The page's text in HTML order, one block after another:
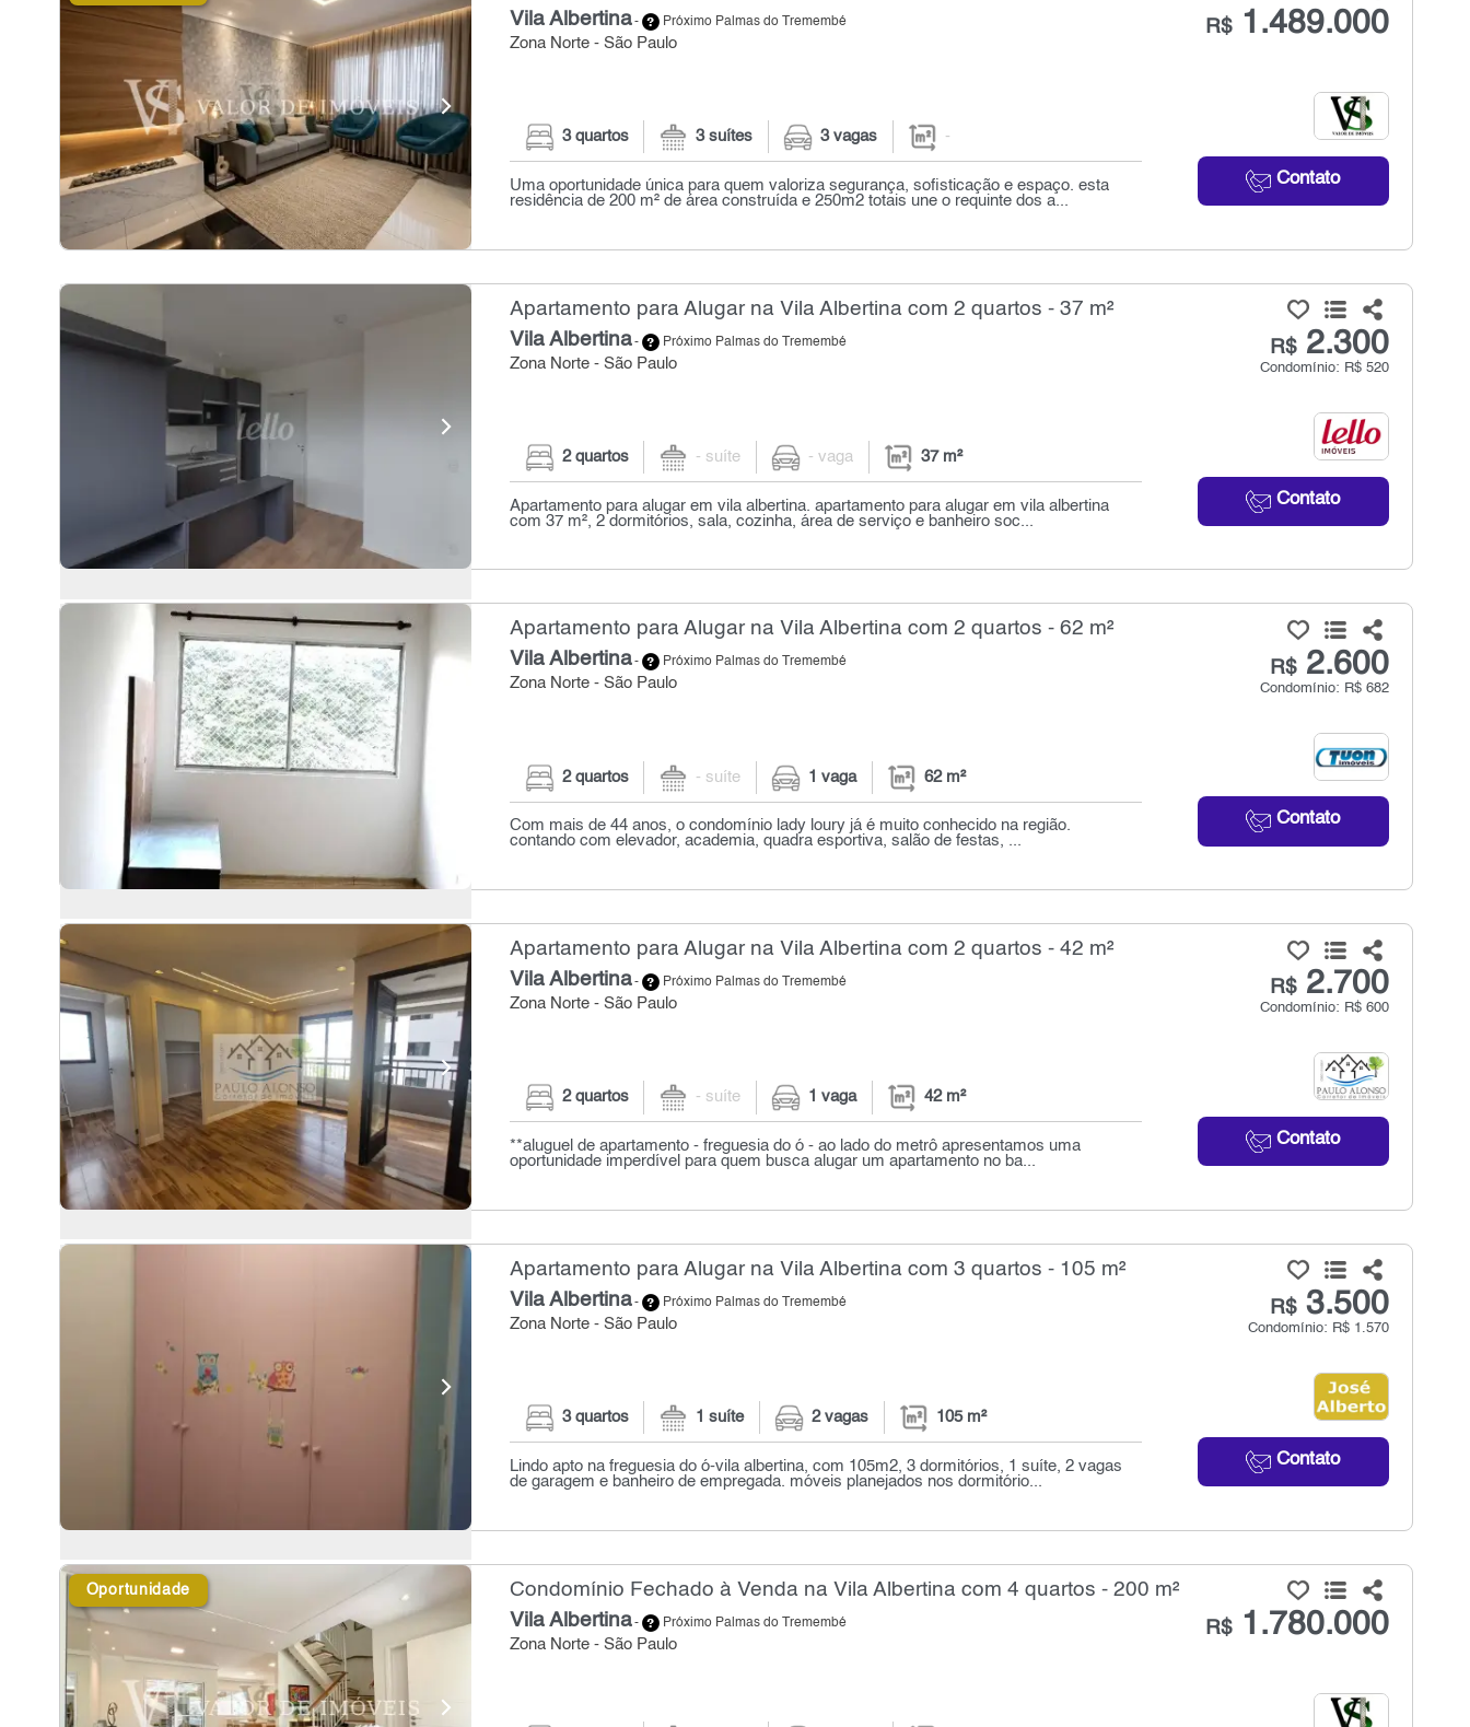
Vila Albertina- Próximo Palmas do Tremembé
Zona Norte - São Paulo
R$1.489.000
Contato
3 quartos 3 suítes 3 vagas -
Uma oportunidade única para quem valoriza segurança, sofisticação e espaço. esta
residência de 200 m² de área construída e 250m2 totais une o requinte dos a...
Apartamento para Alugar na Vila Albertina com 2 quartos - 37 m²
Vila Albertina- Próximo Palmas do Tremembé
Zona Norte - São Paulo
R$2.300
Condomínio: R$ 520
Contato
2 quartos - suíte - vaga 37 m²
Apartamento para alugar em vila albertina. apartamento para alugar em vila albertina
com 37 m², 2 dormitórios, sala, cozinha, área de serviço e banheiro soc...
Apartamento para Alugar na Vila Albertina com 2 quartos - 62 m²
Vila Albertina- Próximo Palmas do Tremembé
Zona Norte - São Paulo
R$2.600
Condomínio: R$ 682
Contato
2 quartos - suíte 1 vaga 62 m²
Com mais de 44 anos, o condomínio lady loury já é muito conhecido na região.
contando com elevador, academia, quadra esportiva, salão de festas, ...
Apartamento para Alugar na Vila Albertina com 2 quartos - 42 m²
Vila Albertina- Próximo Palmas do Tremembé
Zona Norte - São Paulo
R$2.700
Condomínio: R$ 600
Contato
2 quartos - suíte 1 vaga 42 m²
**aluguel de apartamento - freguesia do ó - ao lado do metrô apresentamos uma
oportunidade imperdível para quem busca alugar um apartamento no ba...
Apartamento para Alugar na Vila Albertina com 3 quartos - 105 m²
Vila Albertina- Próximo Palmas do Tremembé
Zona Norte - São Paulo
R$3.500
Condomínio: R$ 1.570
Contato
3 quartos 1 suíte 2 vagas 105 m²
Lindo apto na freguesia do ó-vila albertina, com 105m2, 3 dormitórios, 1 suíte, 2 vagas
de garagem e banheiro de empregada. móveis planejados nos dormitório...
Oportunidade Condomínio Fechado à Venda na Vila Albertina com 4 quartos - 200 m²
Vila Albertina- Próximo Palmas do Tremembé
Zona Norte - São Paulo
R$1.780.000